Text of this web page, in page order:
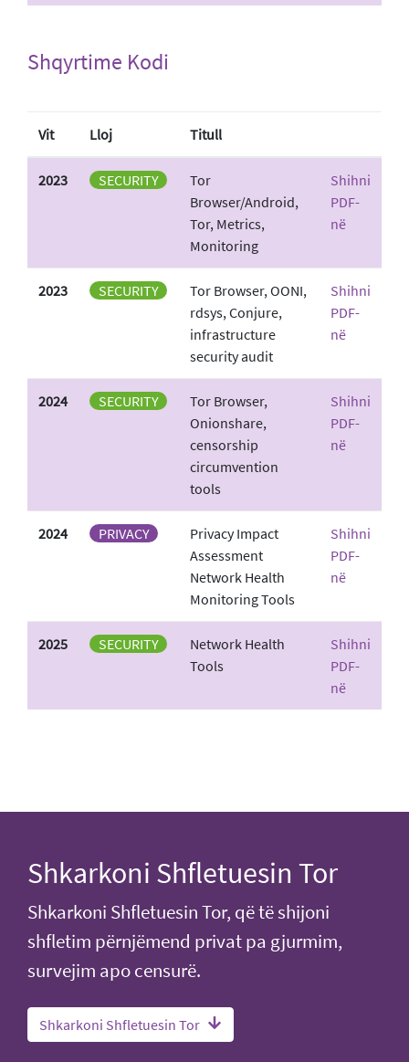
Shqyrtime Kodi
Vit Lloj Titull
2023 SECURITY
Tor
Browser/Android,
Tor, Metrics,
Monitoring
Shihni
PDF-
në
2023 SECURITY
Tor Browser, OONI,
rdsys, Conjure,
infrastructure
security audit
Shihni
PDF-
në
2024 SECURITY
Tor Browser,
Onionshare,
censorship
circumvention
tools
Shihni
PDF-
në
2024 PRIVACY
Privacy Impact
Assessment
Network Health
Monitoring Tools
Shihni
PDF-
në
2025 SECURITY
Network Health
Tools
Shihni
PDF-
në
Shkarkoni Shfletuesin Tor
Shkarkoni Shfletuesin Tor, që të shijoni
shfletim përnjëmend privat pa gjurmim,
survejim apo censurë.
Shkarkoni Shfletuesin Tor